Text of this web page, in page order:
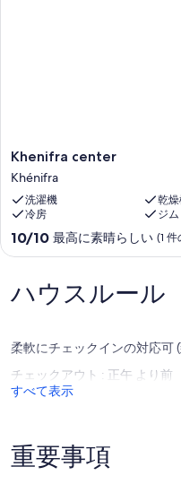
Khenifra
center
Khénifra
Khenifra center
Khénifra
洗濯機
乾
冷房
ジム
10
段
中
10.0、
に
晴
ら
(1
件
10/10 最高に素晴らしい (1
ハウスルール
柔軟にチェックインの対応可
チェックアウト : 正午 より前
すべて表示
重要事項